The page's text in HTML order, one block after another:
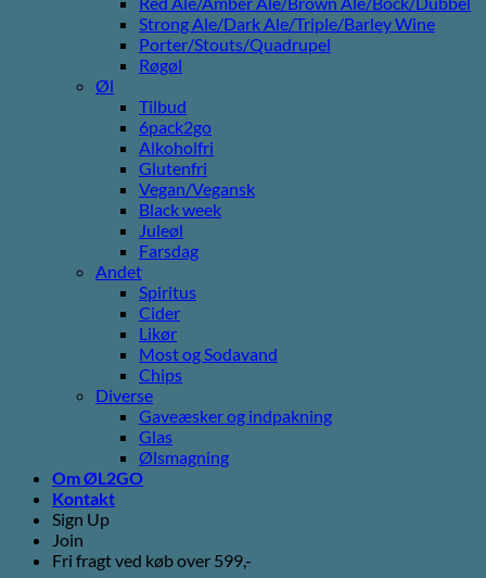
Strong Ale/Dark Ale/Triple/Barley Wine
Porter/Stouts/Quadrupel
Røgøl
Øl
Tilbud
6pack2go
Alkoholfri
Glutenfri
Vegan/Vegansk
Black week
Juleøl
Farsdag
Andet
Spiritus
Cider
Likør
Most og Sodavand
Chips
Diverse
Gaveæsker og indpakning
Glas
Ølsmagning
Om ØL2GO
Kontakt
Sign Up
Join
Fri fragt ved køb over 599,-